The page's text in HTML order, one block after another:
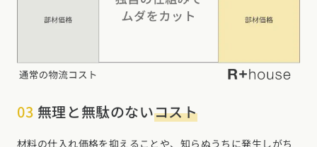
03 無理と無駄のないコスト
材料の仕入れ価格を抑えることや、知らぬうちに発生しがち